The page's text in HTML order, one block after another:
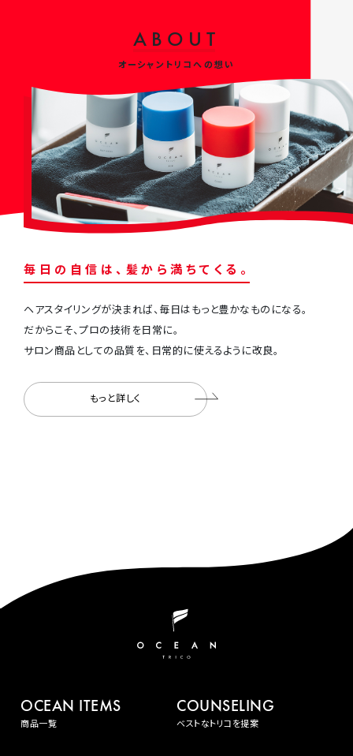
A B O U T
オーシャントリコへの想い
毎 ⽇ の ⾃ 信 は 、 髪 か ら 満 ち て く る 。
ヘアスタイリングが決まれば、毎⽇はもっと豊かなものになる。
だからこそ、プロの技術を⽇常に。
サロン商品としての品質を、⽇常的に使えるように改良。
もっと詳しく
OCEAN ITEMS
商品一覧
COUNSELING
ベストなトリコを提案